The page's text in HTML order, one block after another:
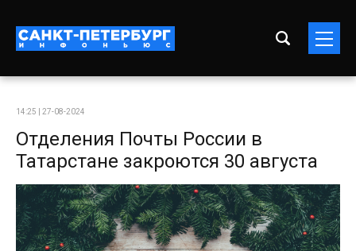
14:25 | 27-08-2024
Отделения Почты России в
Татарстане закроются 30 августа